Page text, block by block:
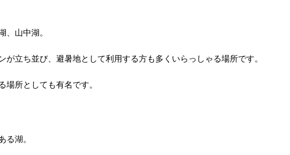
、山中湖。
が立ち並び、避暑地として利用する方も多くいらっしゃる場所です。
場所としても有名です。
る湖。